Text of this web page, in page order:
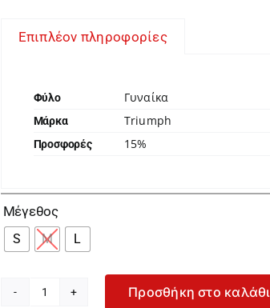
Επιπλέον πληροφορίες
Φύλο Γυναίκα
Μάρκα Triumph
Προσφορές 15%
Μέγεθος
S M L
Triumph
Προσθήκη στο καλάθι